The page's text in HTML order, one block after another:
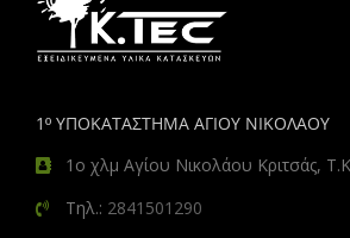
1º ΥΠΟΚΑΤΑΣΤΗΜΑ ΑΓΙΟΥ ΝΙΚΟΛΑΟΥ
1ο χλμ Αγίου Νικολάου Κριτσάς,
Τηλ.: 2841501290